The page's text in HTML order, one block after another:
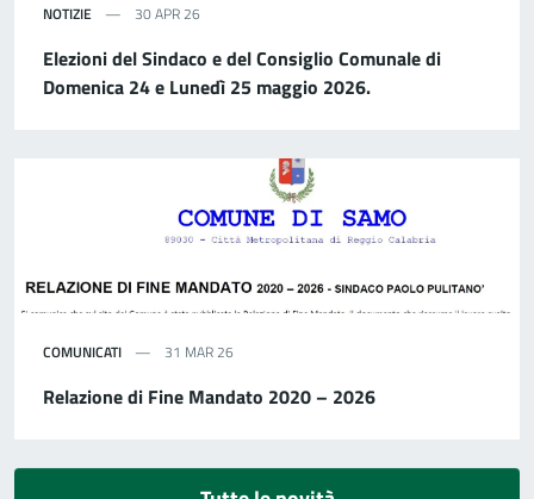
NOTIZIE 30 APR 26
Elezioni del Sindaco e del Consiglio Comunale di
Domenica 24 e Lunedì 25 maggio 2026.
COMUNICATI 31 MAR 26
Relazione di Fine Mandato 2020 – 2026